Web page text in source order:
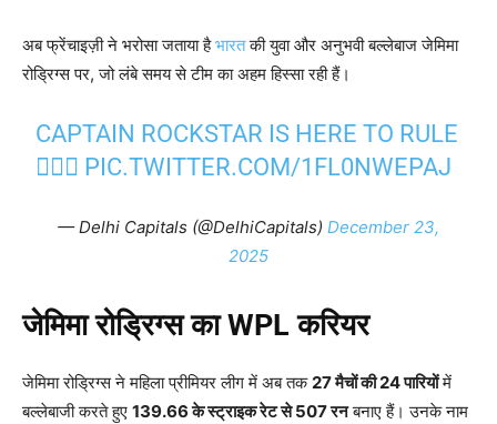
अब फ्रेंचाइज़ी ने भरोसा जताया हैभारतकी युवा और अनुभवी बल्लेबाज जेमिमा
रोड्रिग्स पर, जो लंबे समय से टीम का अहम हिस्सा रही हैं।
CAPTAIN ROCKSTAR IS HERE TO RULE
❤️‍🔥🎸 PIC.TWITTER.COM/1FL0NWEPAJ
— Delhi Capitals (@DelhiCapitals) December 23,
2025
जेमिमा रोड्रिग्स का WPLकरियर
जेमिमा रोड्रिग्स ने महिला प्रीमियर लीग में अब तक27मैचों की 24पारियोंमें
बल्लेबाजी करते हुए 139.66के स्ट्राइक रेट से 507रनबनाए हैं। उनके नाम